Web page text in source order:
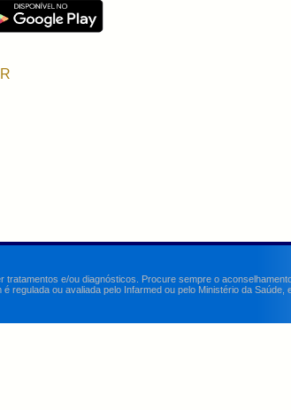
e/ou diagnósticos. Procure sempre o
ou avaliada pelo Infarmed ou pelo Ministério da